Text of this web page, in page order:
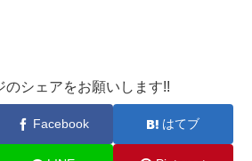
のシェアをお願いします!!
Facebook はてブ